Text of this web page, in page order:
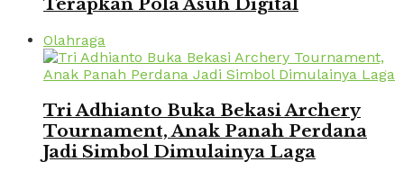
Terapkan Pola Asuh Digital
Olahraga
Tri Adhianto Buka Bekasi Archery
Tournament, Anak Panah Perdana
Jadi Simbol Dimulainya Laga